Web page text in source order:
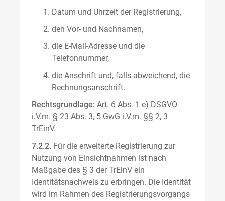
Datum und Uhrzeit der Registrierung,
den Vor- und Nachnamen,
die E-Mail-Adresse und die
Telefonnummer,
die Anschrift und, falls abweichend, die
Rechnungsanschrift.
Rechtsgrundlage: Art. 6 Abs. 1 e) DSGVO
i.V.m. § 23 Abs. 3, 5 GwG i.V.m. §§ 2, 3
TrEinV.
7.2.2. Für die erweiterte Registrierung zur
Nutzung von Einsichtnahmen ist nach
Maßgabe des § 3 der TrEinV ein
Identitätsnachweis zu erbringen. Die Identität
wird im Rahmen des Registrierungsvorgangs